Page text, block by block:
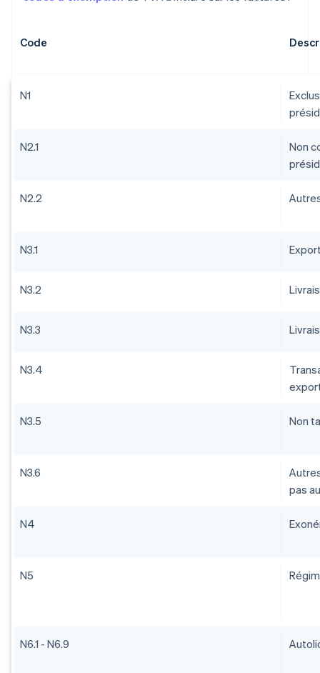
Code
N1
N2.1
Non
N2.2
N3.1
N3.2
N3.3
N3.4
N3.5 Non
N3.6
pas
N4
N5
N6.1 - N6.9